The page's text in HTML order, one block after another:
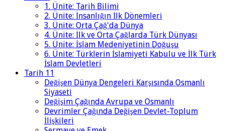
1. Ünite: Tarih Bilimi
2. Ünite: İnsanlığın İlk Dönemleri
3. Ünite: Orta Çağ'da Dünya
4. Ünite: İlk ve Orta Çağlarda Türk Dünyası
5. Ünite: İslam Medeniyetinin Doğuşu
6. Ünite: Türklerin İslamiyeti Kabulu ve İlk Türk
İslam Devletleri
Tarih 11
Değişen Dünya Dengeleri Karşısında Osmanlı
Siyaseti
Değişim Çağında Avrupa ve Osmanlı
Devrimler Çağında Değişen Devlet-Toplum
İlişkileri